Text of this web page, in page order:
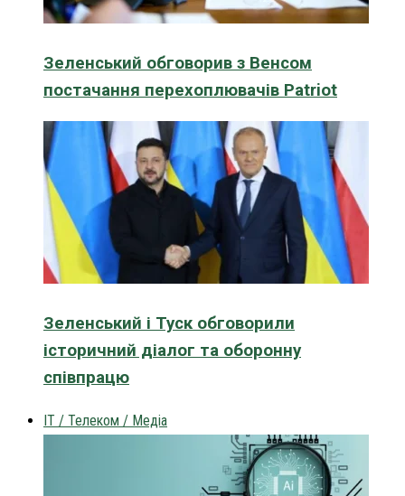
Зеленський обговорив з Венсом
постачання перехоплювачів Patriot
Зеленський і Туск обговорили
історичний діалог та оборонну
співпрацю
IT / Телеком / Медіа